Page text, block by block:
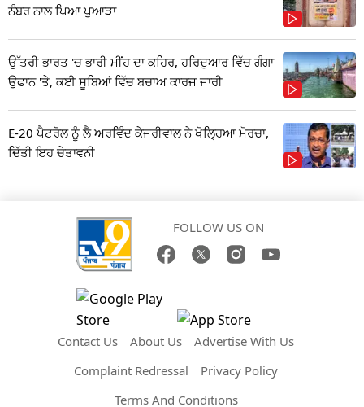
ਨੰਬਰ ਨਾਲ ਪਿਆ ਪੁਆੜਾ
ਉੱਤਰੀ ਭਾਰਤ 'ਚ ਭਾਰੀ ਮੀਂਹ ਦਾ ਕਹਿਰ, ਹਰਿਦੁਆਰ ਵਿੱਚ ਗੰਗਾ
ਉਫਾਨ 'ਤੇ, ਕਈ ਸੂਬਿਆਂ ਵਿੱਚ ਬਚਾਅ ਕਾਰਜ ਜਾਰੀ
E-20 ਪੈਟਰੋਲ ਨੂੰ ਲੈ ਅਰਵਿੰਦ ਕੇਜਰੀਵਾਲ ਨੇ ਖੋਲ੍ਹਿਆ ਮੋਰਚਾ,
ਦਿੱਤੀ ਇਹ ਚੇਤਾਵਨੀ
FOLLOW US ON
Contact Us About Us
Advertise With Us
Complaint Redressal
Privacy Policy
Terms And Conditions